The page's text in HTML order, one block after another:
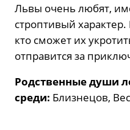
Львы очень любят,
строптивый
кто сможет их
отправится за
Родственные души
среди: Близнецов,